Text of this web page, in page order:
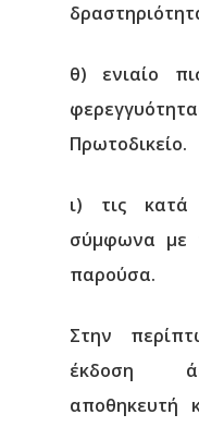
θ) ενιαίο
Πρωτοδικείο.
ι) τις κατά
σύμφωνα με
παρούσα.
Στην
έκδοση
αποθηκευτή